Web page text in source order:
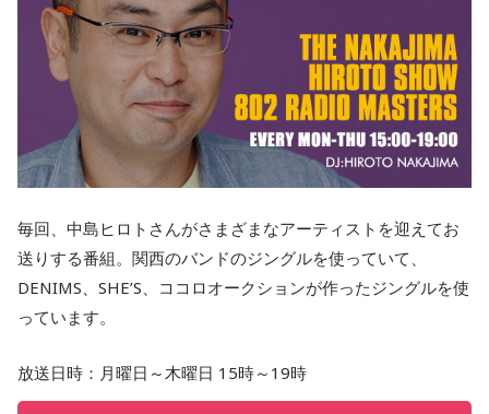
毎回、中島ヒロトさんがさまざまなアーティストを迎えてお
送りする番組。関西のバンドのジングルを使っていて、
DENIMS、SHE’S、ココロオークションが作ったジングルを使
っています。
放送日時：月曜日～木曜日 15時～19時